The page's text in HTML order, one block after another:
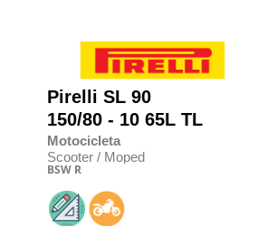
Pirelli SL 90
150/80 - 10 65L TL
Motocicleta
Scooter / Moped
BSW R